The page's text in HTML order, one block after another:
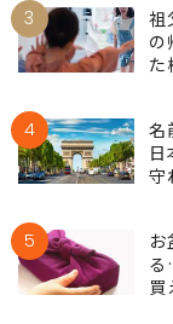
3
祖
の
た
4
名
守
5
る